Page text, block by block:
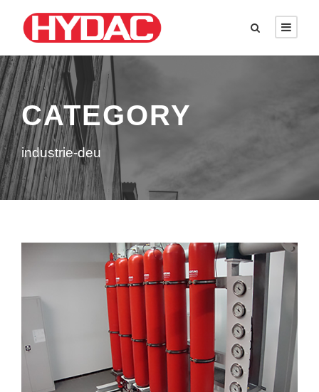
CATEGORY
industrie-deu